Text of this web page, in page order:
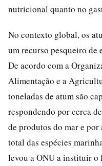
nutricional quanto no
No contexto global, os
um recurso pesqueiro de
De acordo com a
Alimentação e a
toneladas de atum são
respondendo por cerca
de produtos do mar e
total das espécies
levou a ONU a instituir